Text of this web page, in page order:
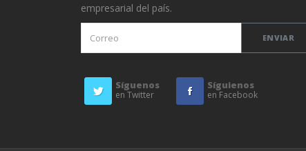
empresarial del país.
Síguenos
en Twitter
Síguienos
en Facebook